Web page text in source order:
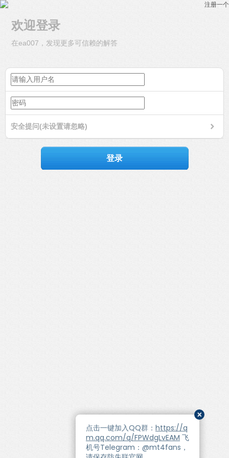
注册一个
欢迎登录
在ea007，发现更多可信赖的解答
安全提问(未设置请忽略)
登录